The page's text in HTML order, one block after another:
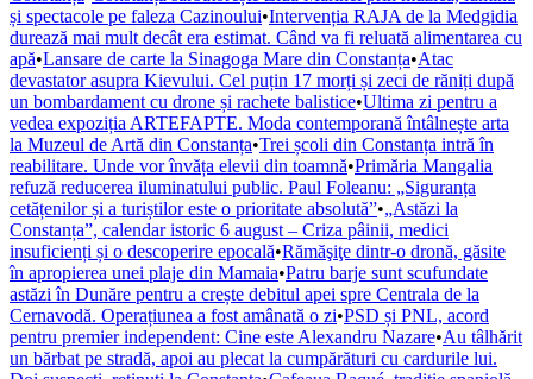
și spectacole pe faleza Cazinoului•Intervenția RAJA de la Medgidia
durează mai mult decât era estimat. Când va fi reluată alimentarea cu
apă•Lansare de carte la Sinagoga Mare din Constanța•Atac
devastator asupra Kievului. Cel puțin 17 morți și zeci de răniți după
un bombardament cu drone și rachete balistice•Ultima zi pentru a
vedea expoziția ARTEFAPTE. Moda contemporană întâlnește arta
la Muzeul de Artă din Constanța•Trei școli din Constanța intră în
reabilitare. Unde vor învăța elevii din toamnă•Primăria Mangalia
refuză reducerea iluminatului public. Paul Foleanu: „Siguranța
cetățenilor și a turiștilor este o prioritate absolută”•„Astăzi la
Constanța”, calendar istoric 6 august – Criza pâinii, medici
insuficienți și o descoperire epocală•Rămăşiţe dintr-o dronă, găsite
în apropierea unei plaje din Mamaia•Patru barje sunt scufundate
astăzi în Dunăre pentru a crește debitul apei spre Centrala de la
Cernavodă. Operațiunea a fost amânată o zi•PSD și PNL, acord
pentru premier independent: Cine este Alexandru Nazare•Au tâlhărit
un bărbat pe stradă, apoi au plecat la cumpărături cu cardurile lui.